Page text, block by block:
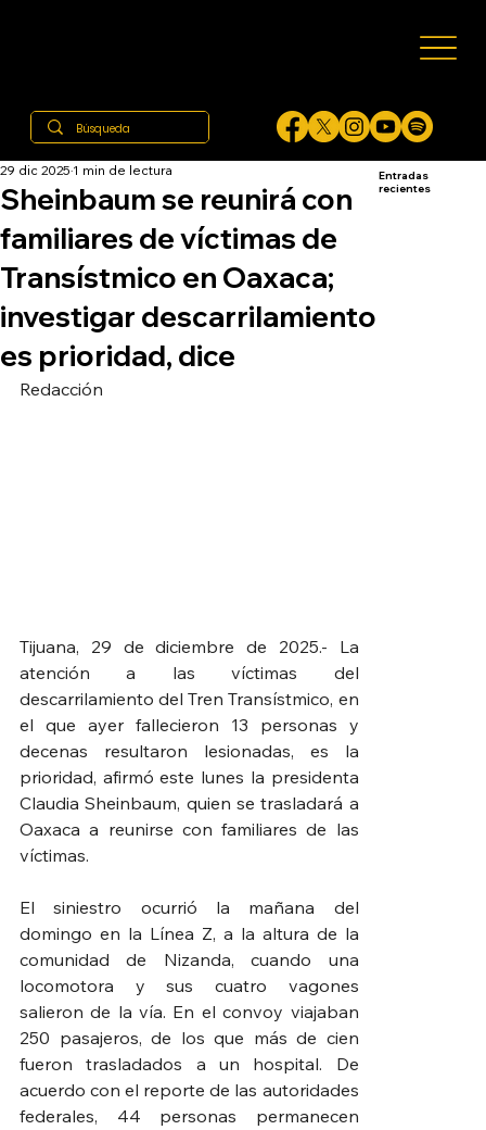
Sheinbaum se reunirá con
familiares de víctimas de
Transístmico en Oaxaca;
investigar descarrilamiento
es prioridad, dice
29 dic 2025 1 min de lectura
Redacción
Tijuana, 29 de diciembre de 2025.- La
atención a las víctimas del
descarrilamiento del Tren Transístmico, en
el que ayer fallecieron 13 personas y
decenas resultaron lesionadas, es la
prioridad, afirmó este lunes la presidenta
Claudia Sheinbaum, quien se trasladará a
Oaxaca a reunirse con familiares de las
víctimas.
El siniestro ocurrió la mañana del
domingo en la Línea Z, a la altura de la
comunidad de Nizanda, cuando una
locomotora y sus cuatro vagones
salieron de la vía. En el convoy viajaban
250 pasajeros, de los que más de cien
fueron trasladados a un hospital. De
acuerdo con el reporte de las autoridades
federales, 44 personas permanecen
Entradas
recientes